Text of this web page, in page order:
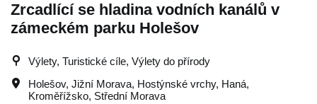
Zrcadlící se hladina vodních kanálů v
zámeckém parku Holešov
Výlety, Turistické cíle, Výlety do přírody
Holešov, Jižní Morava, Hostýnské vrchy, Haná,
Kroměřížsko, Střední Morava